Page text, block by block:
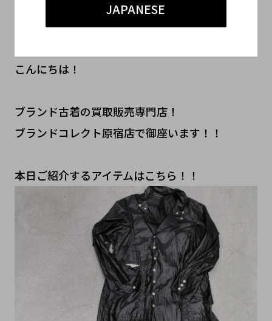
JAPANESE
#タカヒロミヤシタザソロイスト #ソロイスト
#原宿店
こんにちは！
ブランド古着の買取販売専門店！
ブランドコレクト原宿店で御座います！！
本日ご紹介するアイテムはこちら！！